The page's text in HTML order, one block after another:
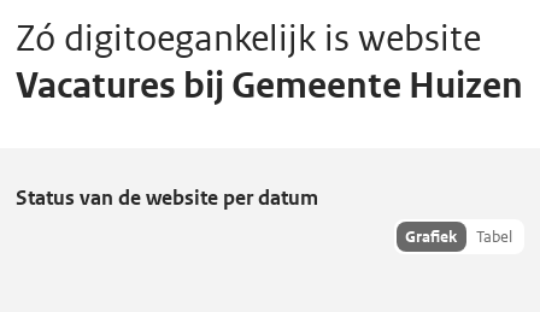
Homepage
DigiToegankelijk
Zó digitoegankelijk is website
Vacatures bij Gemeente Huizen
V
Status van de website per datum
Toon
Grafiek Tabel